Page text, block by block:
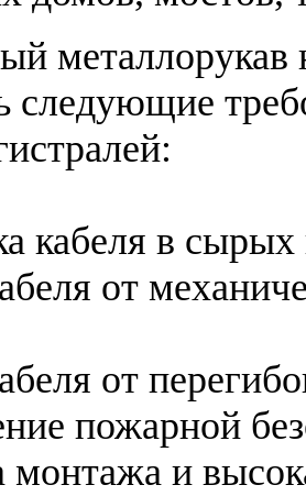
следующие
кабеля в
от
от
пожарной
монтажа и